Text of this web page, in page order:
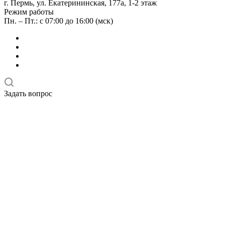
г. Пермь, ул. ​Екатерининская, 177а, ​1-2 этаж
Режим работы
Пн. – Пт.: с 07:00 до 16:00 (мск)
Задать вопрос